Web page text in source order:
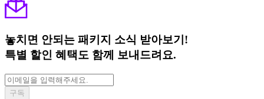
놓치면 안되는 패키지 소식 받아보기!
특별 할인 혜택도 함께 보내드려요.
구독